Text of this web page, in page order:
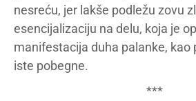
nesreću, jer lakše podležu zovu
esencijalizaciju na delu, koja je
manifestacija duha palanke, kao
iste pobegne.
***